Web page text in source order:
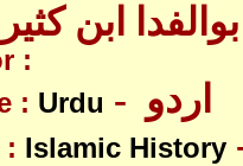
ابن کثیر
:
: Urdu
: Islamic History